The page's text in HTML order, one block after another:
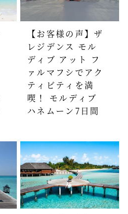
【お客様の声】ザ
レジデンス モル
ディブ アット フ
ァルマフシでアク
ティビティを満
喫！ モルディブ
ハネムーン7日間